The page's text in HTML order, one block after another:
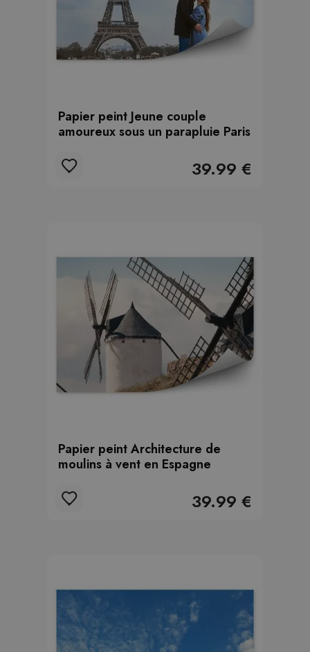
Papier peint Jeune couple
amoureux sous un parapluie Paris
39.99 €
Papier peint Architecture de
moulins à vent en Espagne
39.99 €